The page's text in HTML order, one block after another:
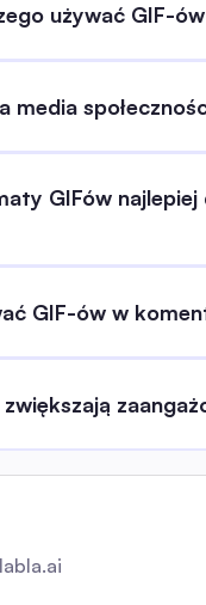
używać GIF-
media
GIFów
GIF-ów w